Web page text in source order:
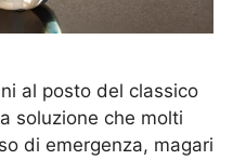
al posto del classico
soluzione che molti
di emergenza, magari